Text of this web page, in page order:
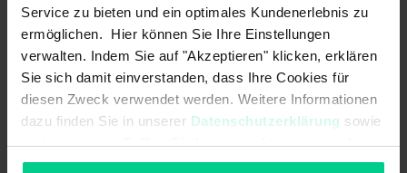
Service zu bieten und ein optimales Kundenerlebnis zu
ermöglichen. Hier können Sie Ihre Einstellungen
verwalten. Indem Sie auf "Akzeptieren" klicken, erklären
Sie sich damit einverstanden, dass Ihre Cookies für
diesen Zweck verwendet werden. Weitere Informationen
dazu finden Sie in unserer Datenschutzerklärung sowie
imImpressum. Sollten Sie hiermit nicht einverstanden
sein, können Sie die Verwendung von Cookies hier
Créer une offre
Pays d'origine Allemagne
Poids de l'article 0.06 kg